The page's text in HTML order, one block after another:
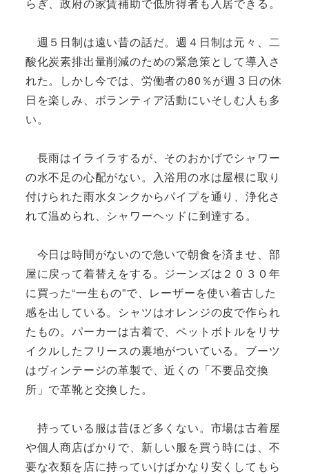
週５日制は遠い昔の話だ。週４日制は元々、二
酸化炭素排出量削減のための緊急策として導入さ
れた。しかし今では、労働者の80％が週３日の休
日を楽しみ、ボランティア活動にいそしむ人も多
い。
長雨はイライラするが、そのおかげでシャワー
の水不足の心配がない。入浴用の水は屋根に取り
付けられた雨水タンクからパイプを通り、浄化さ
れて温められ、シャワーヘッドに到達する。
今日は時間がないので急いで朝食を済ませ、部
屋に戻って着替えをする。ジーンズは２０３０年
に買った“一生もの”で、レーザーを使い着古した
感を出している。シャツはオレンジの皮で作られ
たもの。パーカーは古着で、ペットボトルをリサ
イクルしたフリースの裏地がついている。ブーツ
はヴィンテージの革製で、近くの「不要品交換
所」で革靴と交換した。
持っている服は昔ほど多くない。市場は古着屋
や個人商店ばかりで、新しい服を買う時には、不
要な衣類を店に持っていけばかなり安くしてもら